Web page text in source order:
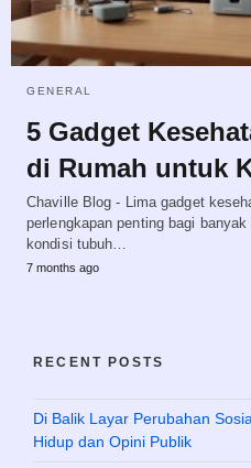
GENERAL
5 Gadget
di Rumah untuk
Chaville Blog - Lima gadget
perlengkapan penting bagi
kondisi tubuh…
7 months ago
RECENT POSTS
Di Balik Layar Perubahan
Hidup dan Opini Publik